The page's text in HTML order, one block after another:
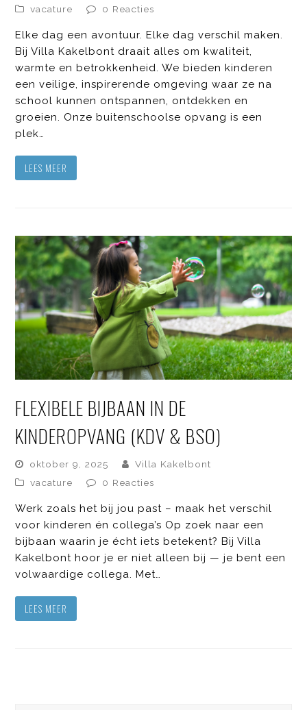
vacature 0 Reacties
Elke dag een avontuur. Elke dag verschil maken.
Bij Villa Kakelbont draait alles om kwaliteit,
warmte en betrokkenheid. We bieden kinderen
een veilige, inspirerende omgeving waar ze na
school kunnen ontspannen, ontdekken en
groeien. Onze buitenschoolse opvang is een
plek…
LEES MEER
FLEXIBELE BIJBAAN IN DE
KINDEROPVANG (KDV & BSO)
oktober 9, 2025
Villa Kakelbont
vacature
0 Reacties
Werk zoals het bij jou past – maak het verschil
voor kinderen én collega’s Op zoek naar een
bijbaan waarin je écht iets betekent? Bij Villa
Kakelbont hoor je er niet alleen bij — je bent een
volwaardige collega. Met…
LEES MEER